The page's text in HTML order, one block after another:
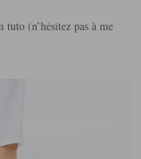
(n’hésitez pas à me